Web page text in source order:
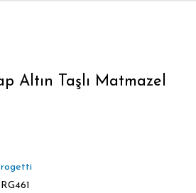
Altın Taşlı Matmazel